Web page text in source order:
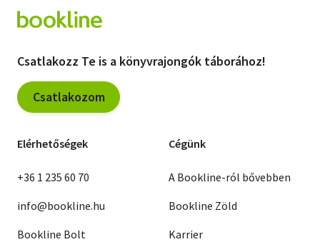
Csatlakozz Te is a könyvrajongók táborához!
Csatlakozom
Elérhetőségek
+36 1 235 60 70
info@bookline.hu
Bookline Bolt
Cégünk
A Bookline-ról bővebben
Bookline Zöld
Karrier